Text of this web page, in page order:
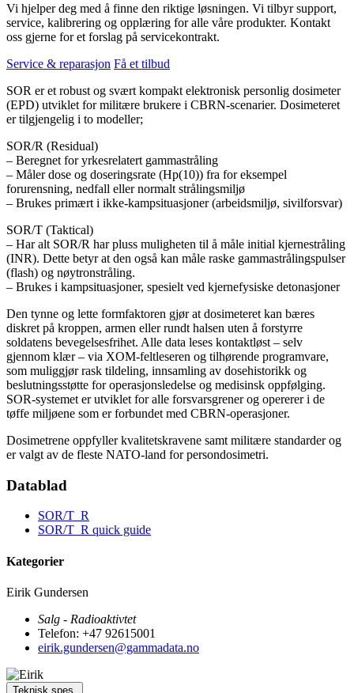
Vi hjelper deg med å finne den riktige løsningen. Vi tilbyr support,
service, kalibrering og opplæring for alle våre produkter. Kontakt
oss gjerne for et forslag på servicekontrakt.
Service & reparasjon Få et tilbud
SOR er et robust og svært kompakt elektronisk personlig dosimeter
(EPD) utviklet for militære brukere i CBRN-scenarier. Dosimeteret
er tilgjengelig i to modeller;
SOR/R (Residual)
– Beregnet for yrkesrelatert gammastråling
– Måler dose og doseringsrate (Hp(10)) fra for eksempel
forurensning, nedfall eller normalt strålingsmiljø
– Brukes primært i ikke-kampsituasjoner (arbeidsmiljø, sivilforsvar)
SOR/T (Taktical)
– Har alt SOR/R har pluss muligheten til å måle initial kjernestråling
(INR). Dette betyr at den også kan måle raske gammastrålingspulser
(flash) og nøytronstråling.
– Brukes i kampsituasjoner, spesielt ved kjernefysiske detonasjoner
Den tynne og lette formfaktoren gjør at dosimeteret kan bæres
diskret på kroppen, armen eller rundt halsen uten å forstyrre
soldatens bevegelsesfrihet. Alle data leses kontaktløst – selv
gjennom klær – via XOM-feltleseren og tilhørende programvare,
som muliggjør rask tildeling, innsamling av dosehistorikk og
beslutningsstøtte for operasjonsledelse og medisinsk oppfølging.
SOR-systemet er utviklet for alle forsvarsgrener og opererer i de
tøffe miljøene som er forbundet med CBRN-operasjoner.
Dosimetrene oppfyller kvalitetskravene samt militære standarder og
er valgt av de fleste NATO-land for persondosimetri.
Datablad
SOR/T_R
SOR/T_R quick guide
Kategorier
Eirik Gundersen
Salg - Radioaktivtet
Telefon: +47 92615001
eirik.gundersen@gammadata.no
Teknisk spes.